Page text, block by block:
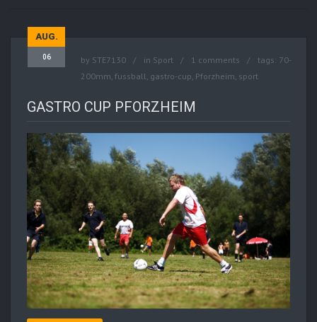
AUG.
06 by STE7130 in Sport 1 comments tags: 70-
200mm, fussball, gastro-cup, Pforzheim, sport
GASTRO CUP PFORZHEIM